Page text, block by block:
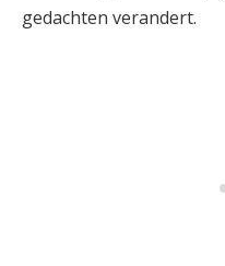
gedachten verandert.